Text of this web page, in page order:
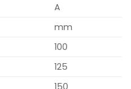
A
mm
100
125
150